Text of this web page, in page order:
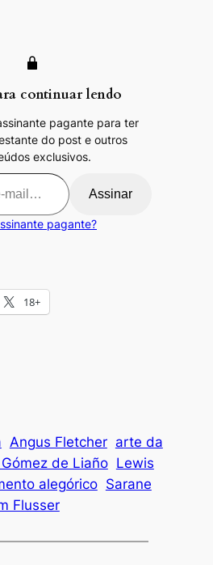
continuar lendo
pagante para ter
do post e outros
exclusivos.
Assinar
pagante?
18+
Angus Fletcher arte da
de Liaño Lewis
alegórico Sarane
Flusser